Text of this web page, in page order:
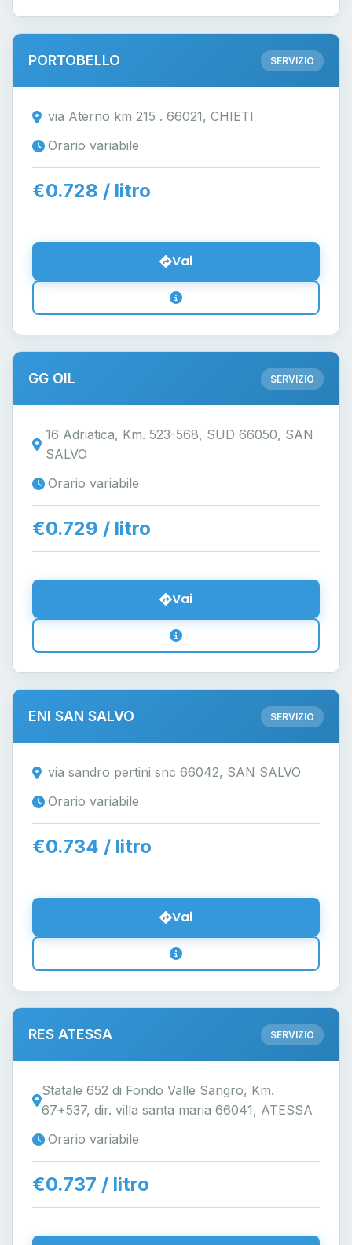
PORTOBELLO SERVIZIO
via Aterno km 215 . 66021, CHIETI
Orario variabile
€0.728 / litro
Vai
GG OIL SERVIZIO
16 Adriatica, Km. 523-568, SUD 66050, SAN
SALVO
Orario variabile
€0.729 / litro
Vai
ENI SAN SALVO SERVIZIO
via sandro pertini snc 66042, SAN SALVO
Orario variabile
€0.734 / litro
Vai
RES ATESSA SERVIZIO
Statale 652 di Fondo Valle Sangro, Km.
67+537, dir. villa santa maria 66041, ATESSA
Orario variabile
€0.737 / litro